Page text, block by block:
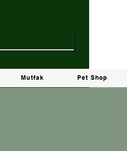
Mutfak Pet Shop